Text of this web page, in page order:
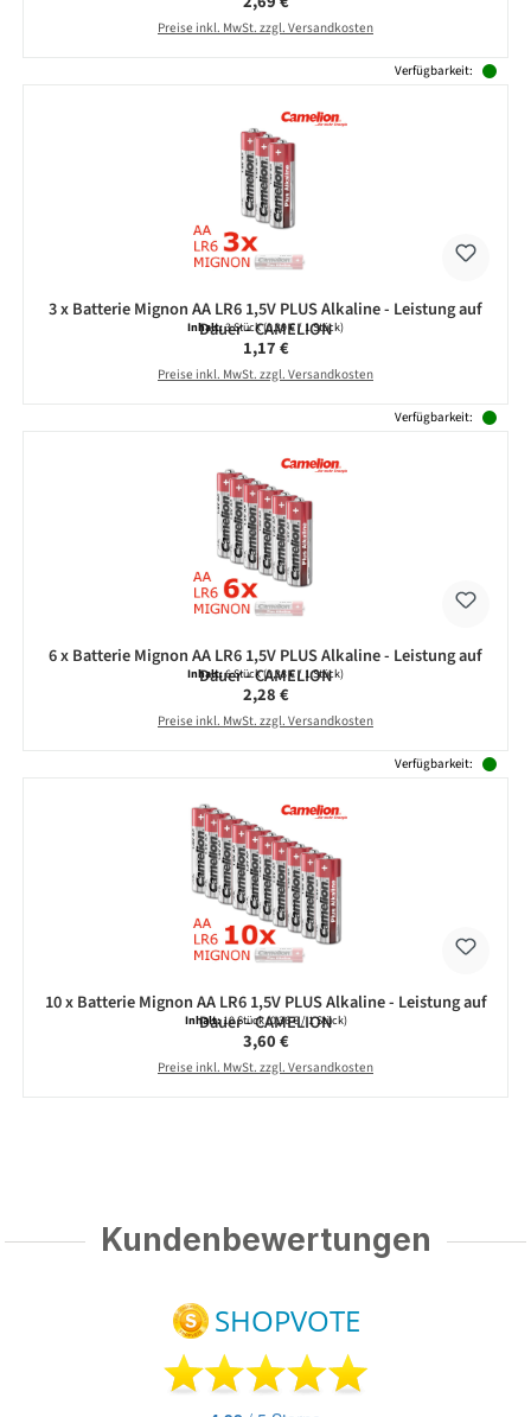
Preise inkl. MwSt. zzgl. Versandkosten
Verfügbarkeit:
3 x Batterie Mignon AA LR6 1,5V PLUS Alkaline - Leistung auf
Dauer - CAMELION
Inhalt:3 Stück(0,39 € / 1 Stück)
Regulärer Preis:
1,17 €
Preise inkl. MwSt. zzgl. Versandkosten
Verfügbarkeit:
6 x Batterie Mignon AA LR6 1,5V PLUS Alkaline - Leistung auf
Dauer - CAMELION
Inhalt:6 Stück(0,38 € / 1 Stück)
Regulärer Preis:
2,28 €
Preise inkl. MwSt. zzgl. Versandkosten
Verfügbarkeit:
10 x Batterie Mignon AA LR6 1,5V PLUS Alkaline - Leistung auf
Dauer - CAMELION
Inhalt:10 Stück(0,36 € / 1 Stück)
Regulärer Preis:
3,60 €
Preise inkl. MwSt. zzgl. Versandkosten
Kundenbewertungen